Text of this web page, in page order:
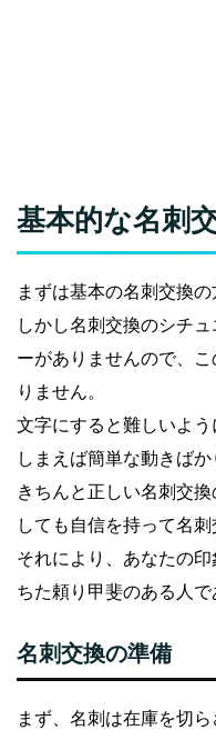
基本的な名刺
まずは基本の名刺交換の
しかし名刺交換のシチ
ーがありませんので、
りません。
文字にすると難しいよ
しまえば簡単な動きばか
きちんと正しい名刺交
しても自信を持って名刺
それにより、あなたの
ちた頼り甲斐のある人で
名刺交換の準備
まず、名刺は在庫を切ら